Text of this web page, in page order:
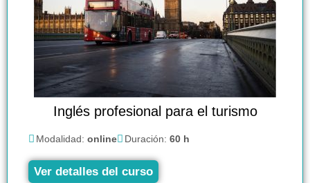
Inglés profesional para el turismo
Modalidad: online Duración: 60 h
Ver detalles del curso